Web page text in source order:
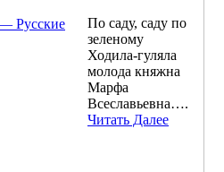
По саду, саду по
зеленому
Ходила-гуляла
молода княжна
Марфа
Всеславьевна….
Читать Далее